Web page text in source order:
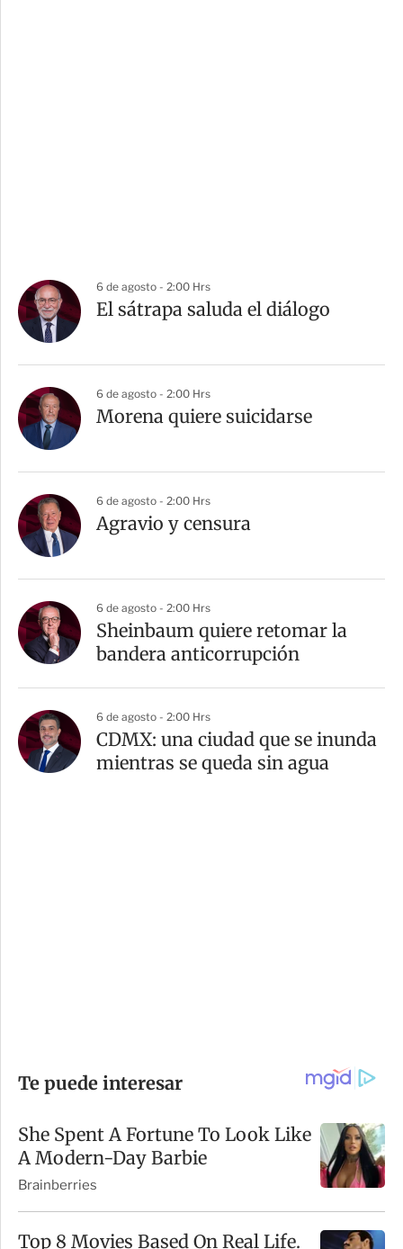
6 de agosto - 2:00 Hrs
El sátrapa saluda el diálogo
6 de agosto - 2:00 Hrs
Morena quiere suicidarse
6 de agosto - 2:00 Hrs
Agravio y censura
6 de agosto - 2:00 Hrs
Sheinbaum quiere retomar la
bandera anticorrupción
6 de agosto - 2:00 Hrs
CDMX: una ciudad que se inunda
mientras se queda sin agua